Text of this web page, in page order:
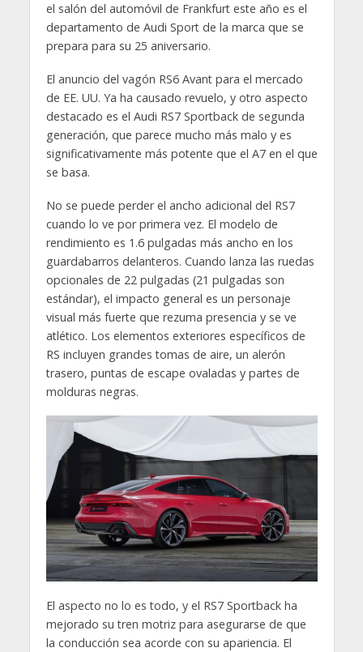
el salón del automóvil de Frankfurt este año es el
departamento de Audi Sport de la marca que se
prepara para su 25 aniversario.
El anuncio del vagón RS6 Avant para el mercado
de EE. UU. Ya ha causado revuelo, y otro aspecto
destacado es el Audi RS7 Sportback de segunda
generación, que parece mucho más malo y es
significativamente más potente que el A7 en el que
se basa.
No se puede perder el ancho adicional del RS7
cuando lo ve por primera vez. El modelo de
rendimiento es 1.6 pulgadas más ancho en los
guardabarros delanteros. Cuando lanza las ruedas
opcionales de 22 pulgadas (21 pulgadas son
estándar), el impacto general es un personaje
visual más fuerte que rezuma presencia y se ve
atlético. Los elementos exteriores específicos de
RS incluyen grandes tomas de aire, un alerón
trasero, puntas de escape ovaladas y partes de
molduras negras.
El aspecto no lo es todo, y el RS7 Sportback ha
mejorado su tren motriz para asegurarse de que
la conducción sea acorde con su apariencia. El